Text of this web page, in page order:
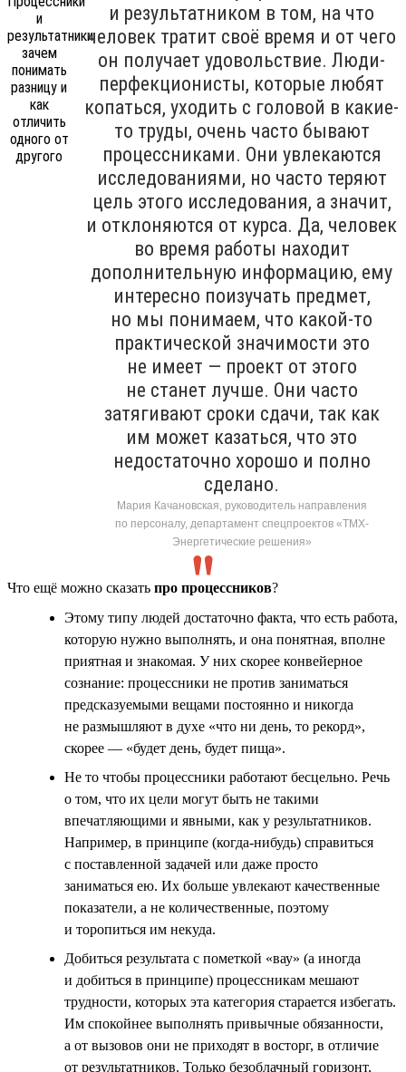
и результатником в том, на что
человек тратит своё время и от чего
он получает удовольствие. Люди-
перфекционисты, которые любят
копаться, уходить с головой в какие-
то труды, очень часто бывают
процессниками. Они увлекаются
исследованиями, но часто теряют
цель этого исследования, а значит,
и отклоняются от курса. Да, человек
во время работы находит
дополнительную информацию, ему
интересно поизучать предмет,
но мы понимаем, что какой-то
практической значимости это
не имеет — проект от этого
не станет лучше. Они часто
затягивают сроки сдачи, так как
им может казаться, что это
недостаточно хорошо и полно
сделано.
Мария Качановская, руководитель направления
по персоналу, департамент спецпроектов «ТМХ-
Энергетические решения»
Что ещё можно сказать про процессников?
Этому типу людей достаточно факта, что есть работа,
которую нужно выполнять, и она понятная, вполне
приятная и знакомая. У них скорее конвейерное
сознание: процессники не против заниматься
предсказуемыми вещами постоянно и никогда
не размышляют в духе «что ни день, то рекорд»,
скорее — «будет день, будет пища».
Не то чтобы процессники работают бесцельно. Речь
о том, что их цели могут быть не такими
впечатляющими и явными, как у результатников.
Например, в принципе (когда-нибудь) справиться
с поставленной задачей или даже просто
заниматься ею. Их больше увлекают качественные
показатели, а не количественные, поэтому
и торопиться им некуда.
Добиться результата с пометкой «вау» (а иногда
и добиться в принципе) процессникам мешают
трудности, которых эта категория старается избегать.
Им спокойнее выполнять привычные обязанности,
а от вызовов они не приходят в восторг, в отличие
от результатников. Только безоблачный горизонт,